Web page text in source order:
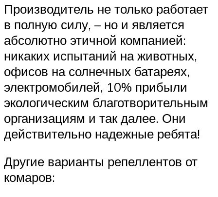
Производитель не только работает
в полную силу, – но и является
абсолютно этичной компанией:
никаких испытаний на животных,
офисов на солнечных батареях,
электромобилей, 10% прибыли
экологическим благотворительным
организациям и так далее. Они
действительно надежные ребята!
Другие варианты репеллентов от
комаров: